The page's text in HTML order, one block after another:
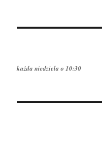
każda niedziela o 10:30